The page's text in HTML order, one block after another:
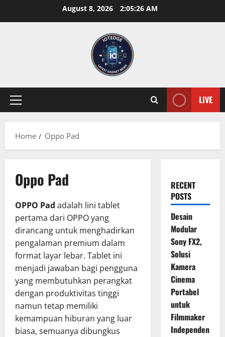
August 8, 2026 2:05:27 AM
Primary
LIVE
Home Oppo Pad
Oppo Pad
OPPO Pad adalah lini tablet
pertama dari OPPO yang
dirancang untuk menghadirkan
pengalaman premium dalam
format layar lebar. Tablet ini
menjadi jawaban bagi pengguna
yang membutuhkan perangkat
dengan produktivitas tinggi
namun tetap memiliki
kemampuan hiburan yang luar
biasa, semuanya dibungkus
RECENT
POSTS
Desain
Modular
Sony FX2,
Solusi
Kamera
Cinema
Portabel
untuk
Filmmaker
Independen